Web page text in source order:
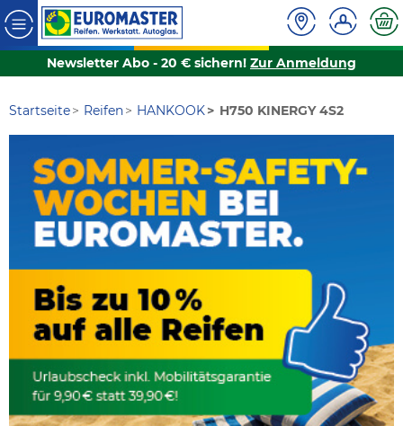
Newsletter Abo - 20 € sichern! Zur Anmeldung
Startseite Reifen HANKOOK H750 KINERGY 4S2